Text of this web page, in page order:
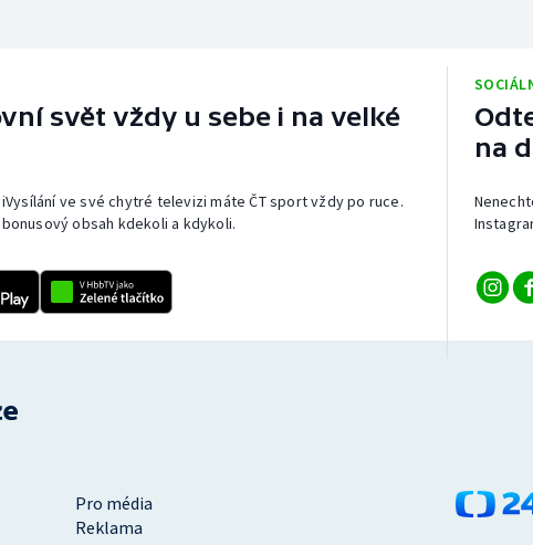
svět vždy u sebe i na velké
iVysílání ve své chytré televizi máte ČT sport vždy po ruce.
obsah kdekoli a kdykoli.
na
Pro média
Reklama